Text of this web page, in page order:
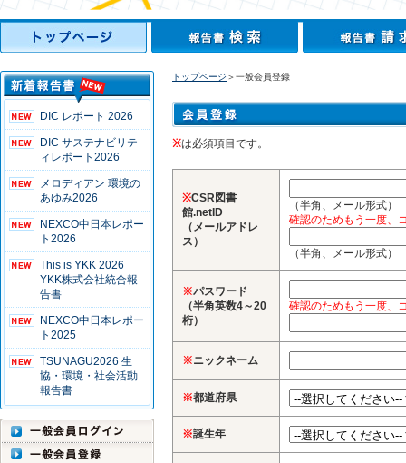
DIC レポート 2026
DIC サステナビリテ
ィレポート2026
メロディアン 環境の
あゆみ2026
NEXCO中日本レポー
ト2026
This is YKK 2026
YKK株式会社統合報
告書
NEXCO中日本レポー
ト2025
TSUNAGU2026 生
協・環境・社会活動
報告書
トップページ ＞一般会員登録
※は必須項目です。
※CSR図書
館.netID
（メールアドレ
ス）
（半角、メール形式）
確認のためもう一度、
（半角、メール形式）
※パスワード
（半角英数4～20
桁）
確認のためもう一度、
※ニックネーム
※都道府県
※誕生年